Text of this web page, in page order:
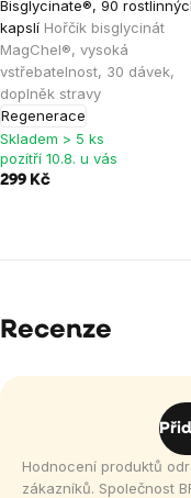
Bisglycinate®, 90
kapslí Hořčík bisglycinát
MagChel®, vysoká
vstřebatelnost, 30 dávek,
doplněk stravy
Regenerace
Skladem > 5 ks
pozítří 10.8. u vás
299 Kč
Recenze
Hodnocení produktů
zákazníků. Společnost